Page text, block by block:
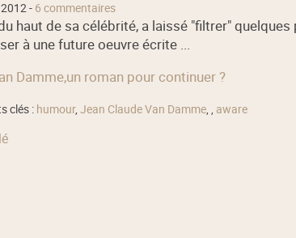
- 6 commentaires
haut de sa célébrité, a laissé "filtrer"
à une future oeuvre écrite ...
Damme,un roman pour continuer ?
clés : humour, Jean Claude Van Damme, , aware